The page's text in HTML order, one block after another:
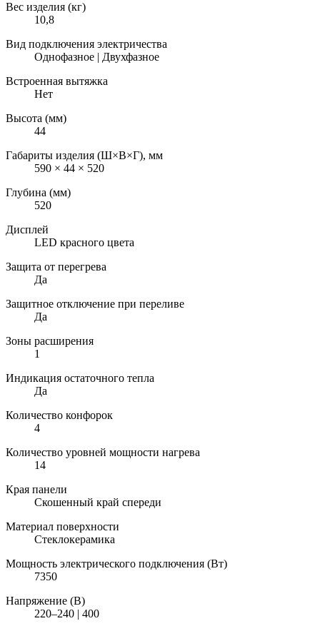
Вес изделия (кг)
10,8
Вид подключения электричества
Однофазное | Двухфазное
Встроенная вытяжка
Нет
Высота (мм)
44
Габариты изделия (Ш×В×Г), мм
590 × 44 × 520
Глубина (мм)
520
Дисплей
LED красного цвета
Защита от перегрева
Да
Защитное отключение при переливе
Да
Зоны расширения
1
Индикация остаточного тепла
Да
Количество конфорок
4
Количество уровней мощности нагрева
14
Края панели
Скошенный край спереди
Материал поверхности
Стеклокерамика
Мощность электрического подключения (Вт)
7350
Напряжение (В)
220–240 | 400